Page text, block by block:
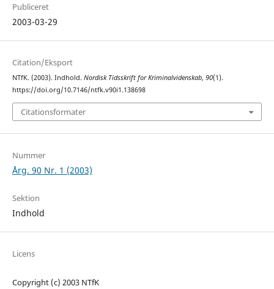
Publiceret
2003-03-29
Citation/Eksport
NTfK. (2003). Indhold. Nordisk Tidsskrift for Kriminalvidenskab, 90(1).
https://doi.org/10.7146/ntfk.v90i1.138698
Citationsformater
Nummer
Årg. 90 Nr. 1 (2003)
Sektion
Indhold
Licens
Copyright (c) 2003 NTfK